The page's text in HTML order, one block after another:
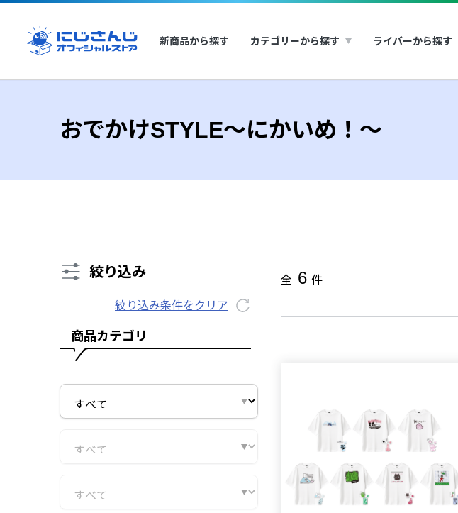
新商品から探す カテゴリーから探す ライバーから探す
おでかけSTYLE～にかいめ！～
絞り込み
絞り込み条件をクリア
商品カテゴリ
全 6 件